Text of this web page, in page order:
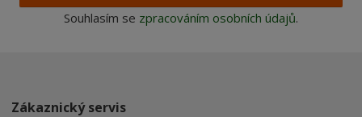
Souhlasím se zpracováním osobních údajů.
Zákaznický servis